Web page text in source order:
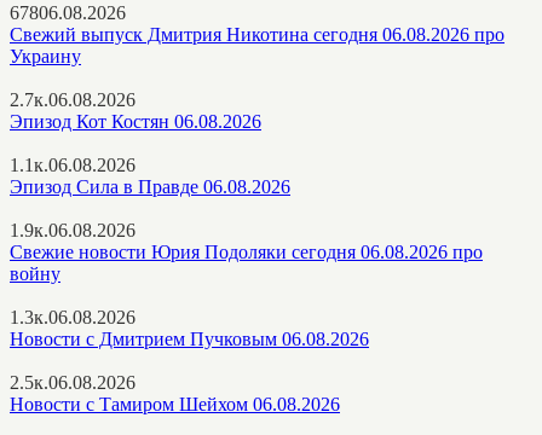
67806.08.2026
Свежий выпуск Дмитрия Никотина сегодня 06.08.2026 про
Украину
2.7к.06.08.2026
Эпизод Кот Костян 06.08.2026
1.1к.06.08.2026
Эпизод Сила в Правде 06.08.2026
1.9к.06.08.2026
Свежие новости Юрия Подоляки сегодня 06.08.2026 про
войну
1.3к.06.08.2026
Новости с Дмитрием Пучковым 06.08.2026
2.5к.06.08.2026
Новости с Тамиром Шейхом 06.08.2026